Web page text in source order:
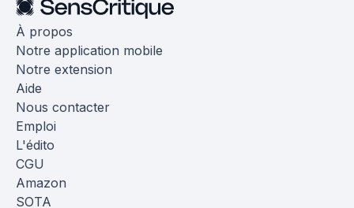
À propos
Notre application mobile
Notre extension
Aide
Nous contacter
Emploi
L'édito
CGU
Amazon
SOTA